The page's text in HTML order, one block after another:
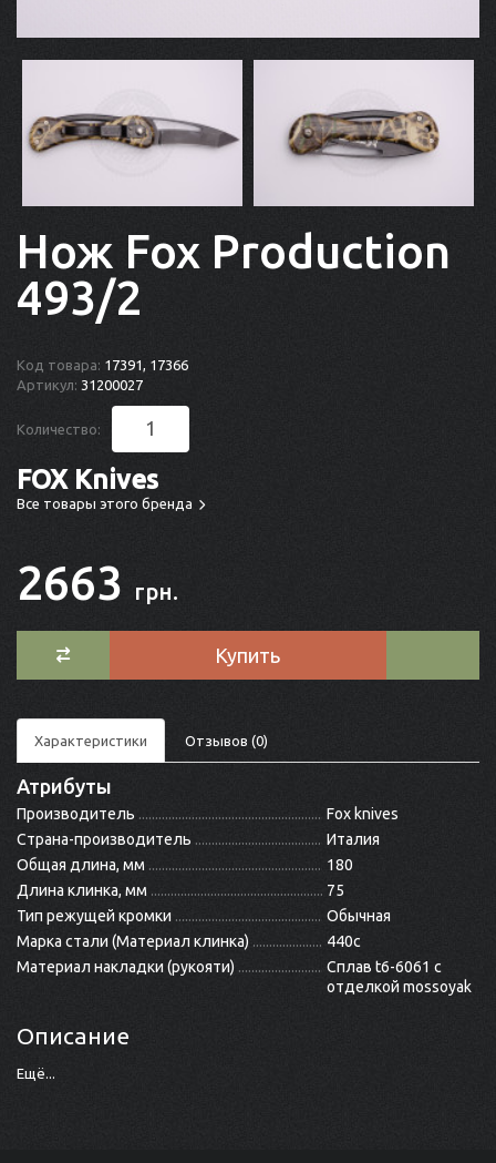
Нож Fox Production
493/2
Код товара: 17391, 17366
Артикул: 31200027
Количество:
FOX Knives
Все товары этого бренда
2663 грн.
Купить
Характеристики Отзывов (0)
Атрибуты
Производитель
Fox knives
Страна-производитель
Италия
Общая длина, мм
180
Длина клинка, мм
75
Тип режущей кромки
Обычная
Марка стали (Материал клинка)
440c
Материал накладки (рукояти)
Сплав t6-6061 с
отделкой mossoyak
Описание
Ещё...